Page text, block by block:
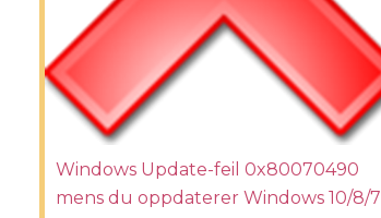
Windows Update-feil 0x80070490
mens du oppdaterer Windows 10/8/7